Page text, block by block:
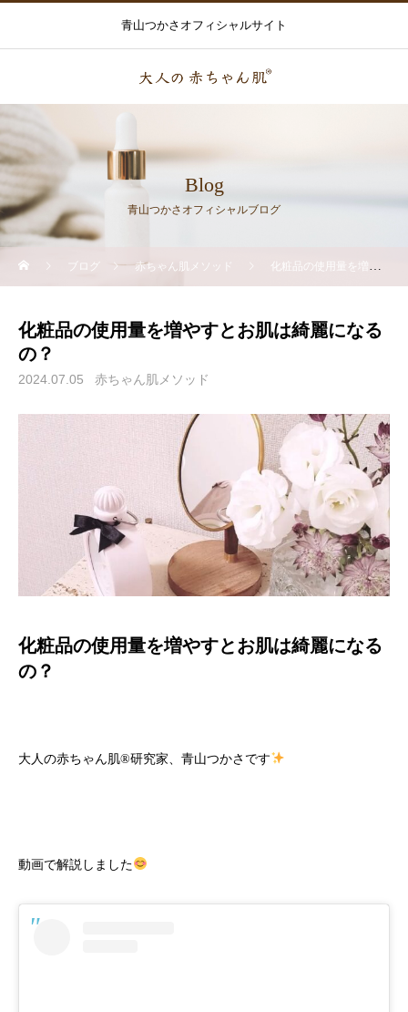
青山つかさオフィシャルサイト
Blog
青山つかさオフィシャルブログ
ブログ 赤ちゃん肌メソッド 化粧品の使用量を増やすとお肌は綺麗になるの？
化粧品の使用量を増やすとお肌は綺麗になる
の？
2024.07.05 赤ちゃん肌メソッド
化粧品の使用量を増やすとお肌は綺麗になる
の？
大人の赤ちゃん肌®️研究家、青山つかさです
動画で解説しました